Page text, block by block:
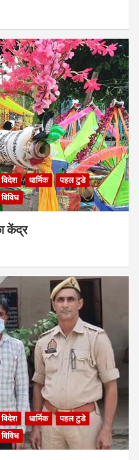
धार्मिक
पहल टुडे
विविध
केंद्र
धार्मिक
पहल टुडे
विविध